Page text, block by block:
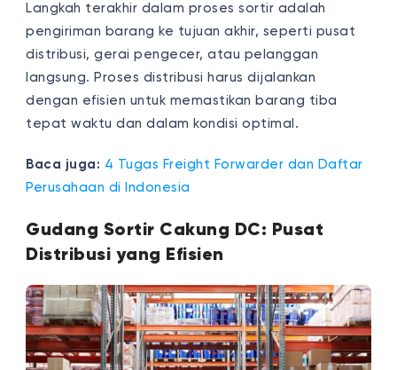
Langkah terakhir dalam proses sortir adalah
pengiriman barang ke tujuan akhir, seperti pusat
distribusi, gerai pengecer, atau pelanggan
langsung. Proses distribusi harus dijalankan
dengan efisien untuk memastikan barang tiba
tepat waktu dan dalam kondisi optimal.
Baca juga: 4 Tugas Freight Forwarder dan Daftar
Perusahaan di Indonesia
Gudang Sortir Cakung DC: Pusat
Distribusi yang Efisien